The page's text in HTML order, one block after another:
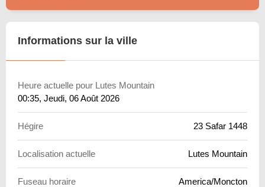
Informations sur la ville
Heure actuelle pour Lutes Mountain
00:35, Jeudi, 06 Août 2026
Hégire 23 Safar 1448
Localisation actuelle Lutes Mountain
Fuseau horaire America/Moncton